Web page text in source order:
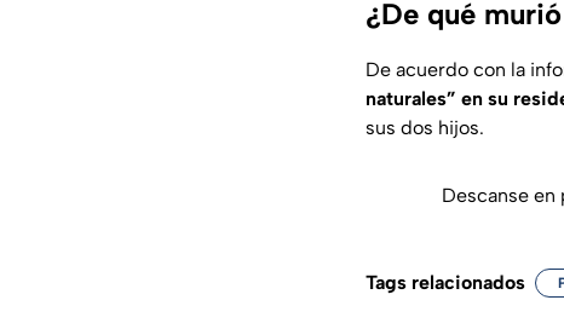
¿De qué
De acuerdo con la
naturales” en su
sus dos hijos.
Descanse en
Tags relacionados